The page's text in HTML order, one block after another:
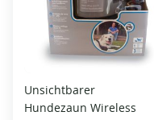
Unsichtbarer
Hundezaun Wireless